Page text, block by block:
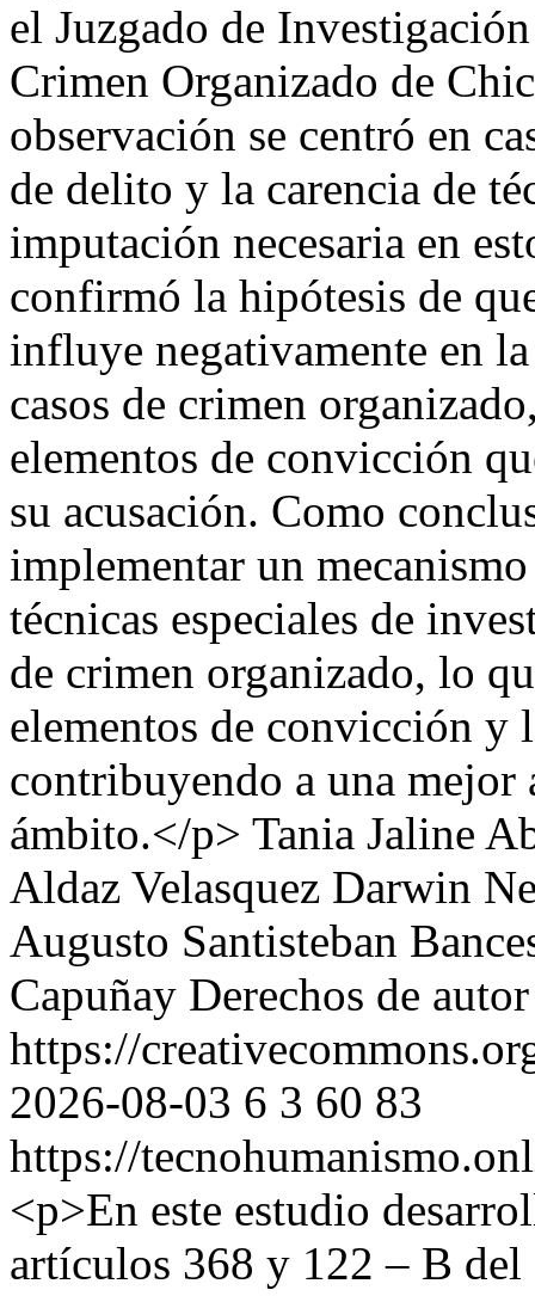
el Juzgado de
Crimen Organizado de
observación se centró en
de delito y la carencia de
imputación necesaria en
confirmó la hipótesis de
influye negativamente en
casos de crimen
elementos de convicción
su acusación. Como
implementar un
técnicas especiales de
de crimen organizado, lo
elementos de convicción y
contribuyendo a una mejor
ámbito.</p> Tania Jaline
Aldaz Velasquez Darwin
Augusto Santisteban
Capuñay Derechos de
https://
2026-08-03 6 3 60 83
https://
<p>En este estudio
artículos 368 y 122 – B del